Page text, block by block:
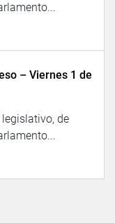
– Viernes 1 de
de